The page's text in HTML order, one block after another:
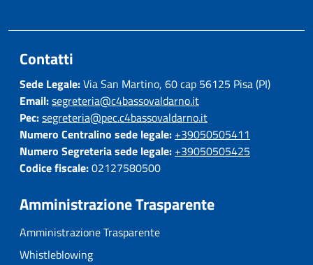
Contatti
Sede Legale:Via San Martino, 60 cap 56125 Pisa (PI)
Email:segreteria@c4bassovaldarno.it
Pec:segreteria@pec.c4bassovaldarno.it
Numero Centralino sede legale: +39050505411
Numero Segreteria sede legale: +39050505425
Codice fiscale:02127580500
Amministrazione Trasparente
Amministrazione Trasparente
Whistleblowing